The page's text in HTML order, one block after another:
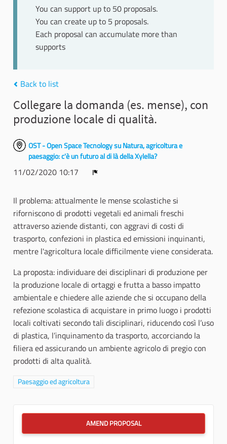
You can support up to 50 proposals.
You can create up to 5 proposals.
Each proposal can accumulate more than
supports
Back to list
Collegare la domanda (es. mense), con
produzione locale di qualità.
OST - Open Space Tecnology su Natura, agricoltura e
paesaggio: c'è un futuro al di là della Xylella?
11/02/2020 10:17
Il problema: attualmente le mense scolastiche si
riforniscono di prodotti vegetali ed animali freschi
attraverso aziende distanti, con aggravi di costi di
trasporto, confezioni in plastica ed emissioni inquinanti,
mentre l'agricoltura locale difficilmente viene considerata.
La proposta: individuare dei disciplinari di produzione per
la produzione locale di ortaggi e frutta a basso impatto
ambientale e chiedere alle aziende che si occupano della
refezione scolastica di acquistare in primo luogo i prodotti
locali coltivati secondo tali disciplinari, riducendo così l’uso
di plastica, l’inquinamento da trasporto, accorciando la
filiera ed assicurando un ambiente agricolo di pregio con
prodotti di alta qualità.
Filter results for category: Paesaggio ed agricoltura
Paesaggio ed agricoltura
AMEND PROPOSAL